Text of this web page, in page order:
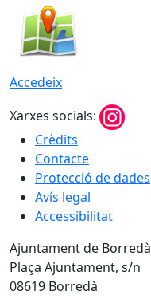
Accedeix
Xarxes socials:
Crèdits
Contacte
Protecció de dades
Avís legal
Accessibilitat
Ajuntament de Borredà
Plaça Ajuntament, s/n
08619 Borredà